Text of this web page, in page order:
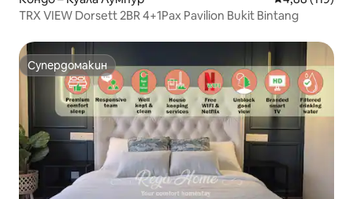
TRX VIEW Dorsett 2BR 4+1Pax Pavilion Bukit Bintang
Супердомакин
Супердомакин